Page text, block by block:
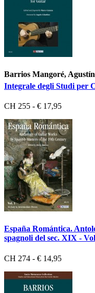
Barrios Mangoré, Agustín
Integrale degli Studi per
CH 255 - € 17,95
España Romántica.
spagnoli del sec. XIX -
CH 274 - € 14,95